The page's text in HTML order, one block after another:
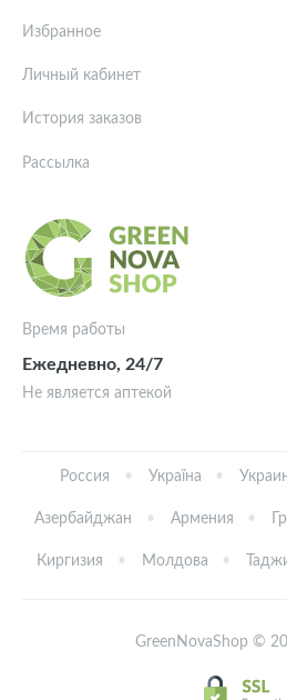
Время работы
Ежедневно, 24/7
Не является аптекой
Избранное
Личный кабинет
История заказов
Рассылка
Россия Україна
Азербайджан Армения
Киргизия Молдова
GreenNovaShop ©